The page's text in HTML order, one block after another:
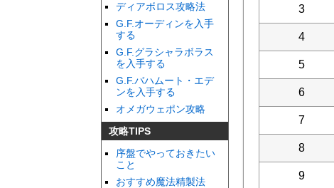
ディアボロス攻略法
G.F.オーディンを入手
する
G.F.グラシャラボラス
を入手する
G.F.バハムート・エデ
ンを入手する
オメガウェポン攻略
攻略TIPS
序盤でやっておきたい
こと
おすすめ魔法精製法
3
4
5
6
7
8
9